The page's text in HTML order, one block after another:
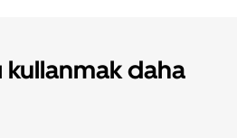
kullanmak daha